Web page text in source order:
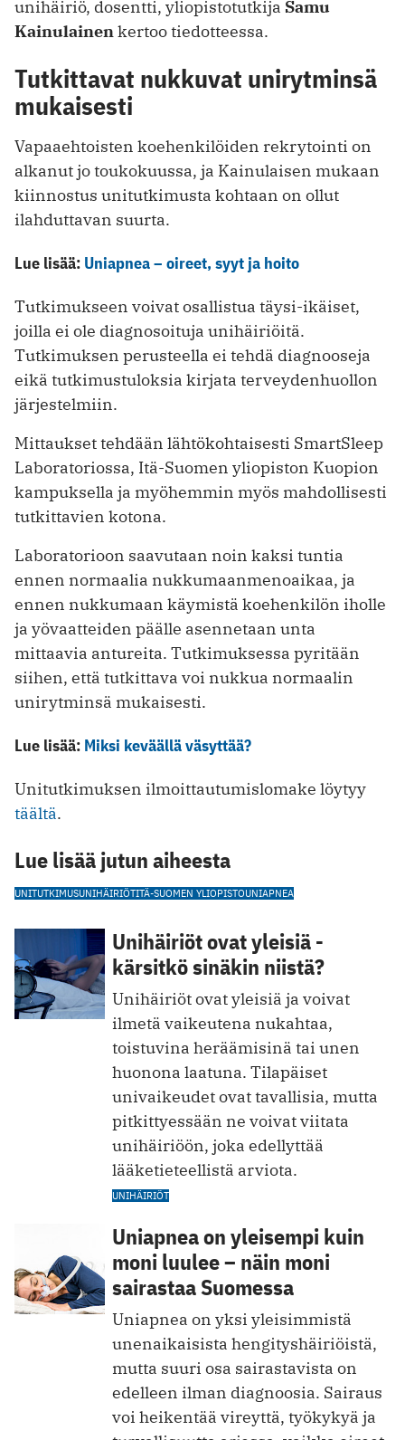
unihäiriö, dosentti, yliopistotutkija Samu
Kainulainenkertoo tiedotteessa.
Tutkittavat nukkuvat unirytminsä
mukaisesti
Vapaaehtoisten koehenkilöiden rekrytointi on
alkanut jo toukokuussa, ja Kainulaisen mukaan
kiinnostus unitutkimusta kohtaan on ollut
ilahduttavan suurta.
Lue lisää: Uniapnea – oireet, syyt ja hoito
Tutkimukseen voivat osallistua täysi-ikäiset,
joilla ei ole diagnosoituja unihäiriöitä.
Tutkimuksen perusteella ei tehdä diagnooseja
eikä tutkimustuloksia kirjata terveydenhuollon
järjestelmiin.
Mittaukset tehdään lähtökohtaisesti SmartSleep
Laboratoriossa, Itä-Suomen yliopiston Kuopion
kampuksella ja myöhemmin myös mahdollisesti
tutkittavien kotona.
Laboratorioon saavutaan noin kaksi tuntia
ennen normaalia nukkumaanmenoaikaa, ja
ennen nukkumaan käymistä koehenkilön iholle
ja yövaatteiden päälle asennetaan unta
mittaavia antureita. Tutkimuksessa pyritään
siihen, että tutkittava voi nukkua normaalin
unirytminsä mukaisesti.
Lue lisää: Miksi keväällä väsyttää?
Unitutkimuksen ilmoittautumislomake löytyy
täältä.
Lue lisää jutun aiheesta
UNITUTKIMUSUNIHÄIRIÖTITÄ-SUOMEN YLIOPISTOUNIAPNEA
Unihäiriöt ovat yleisiä -
kärsitkö sinäkin niistä?
Unihäiriöt ovat yleisiä ja voivat
ilmetä vaikeutena nukahtaa,
toistuvina heräämisinä tai unen
huonona laatuna. Tilapäiset
univaikeudet ovat tavallisia, mutta
pitkittyessään ne voivat viitata
unihäiriöön, joka edellyttää
lääketieteellistä arviota.
UNIHÄIRIÖT
Uniapnea on yleisempi kuin
moni luulee – näin moni
sairastaa Suomessa
Uniapnea on yksi yleisimmistä
unenaikaisista hengityshäiriöistä,
mutta suuri osa sairastavista on
edelleen ilman diagnoosia. Sairaus
voi heikentää vireyttä, työkykyä ja